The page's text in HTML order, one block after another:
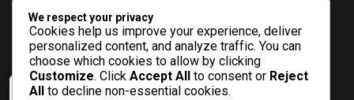
Nöbetçi Eczaneler
Hava Durumu
Haber Gönder
Gazeteler
Fikstür
E-BÜLTEN ABONELİĞİ
We respect your privacy
Cookies help us improve your experience, deliver
personalized content, and analyze traffic. You can
choose which cookies to allow by clicking
Customize. Click Accept All to consent or Reject
All to decline non-essential cookies.